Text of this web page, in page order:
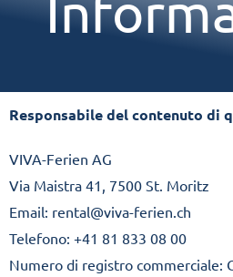
Responsabile del contenuto di
VIVA-Ferien AG
Via Maistra 41, 7500 St. Moritz
Email: rental@viva-ferien.ch
Telefono: +41 81 833 08 00
Numero di registro commerciale: